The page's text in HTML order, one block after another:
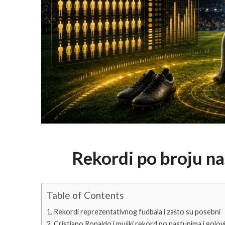
Rekordi po broju
Table of Contents
Rekordi reprezentativnog fudbala i zašto su posebni